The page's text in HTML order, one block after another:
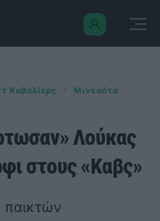
Καβαλίερς ·
Μινεσότα
Λούκας
στους «Καβς»